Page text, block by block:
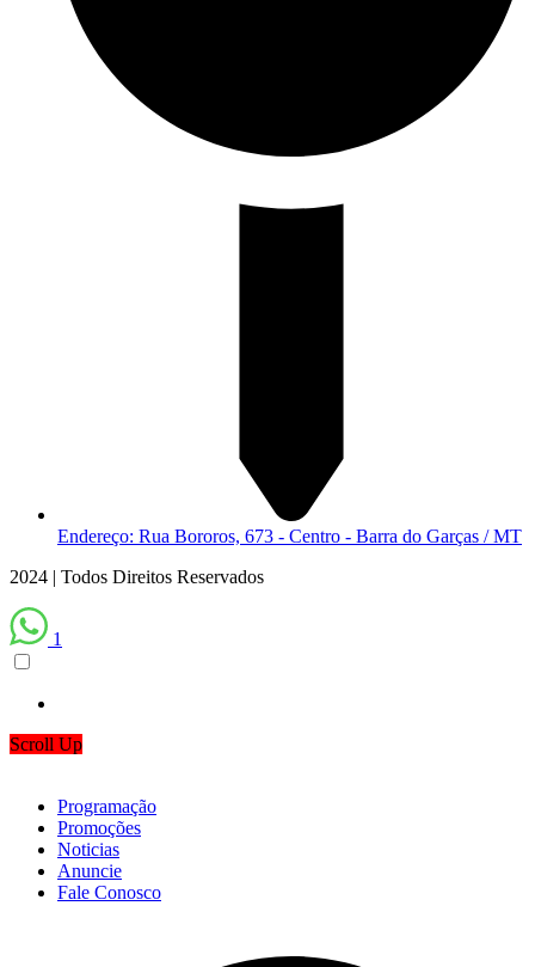
Endereço: Rua Bororos, 673 - Centro - Barra do Garças / MT
2024 | Todos Direitos Reservados
1
Scroll Up
Programação
Promoções
Noticias
Anuncie
Fale Conosco